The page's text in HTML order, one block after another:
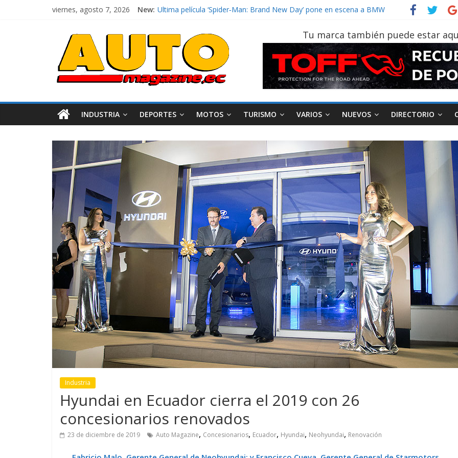
viernes, agosto 7, 2026 New: Ultima película ‘Spider‑Man: Brand New Day’ pone en escena a BMW
La Vuelta al Ecuador 2026, edición 47ª, recorre 7 provincias en 8 días
La FEDAK recibe 12 Sinotruk Bolden para cubrir las rutas de La Vuelta
El costo de tener un vehículo gana protagonismo a la hora de decidir
Tu marca también puede estar
INDUSTRIA DEPORTES MOTOS TURISMO VARIOS NUEVOS DIRECTORIO
Industria
Hyundai en Ecuador cierra el 2019 con 26
concesionarios renovados
23 de diciembre de 2019 Auto Magazine, Concesionarios, Ecuador, Hyundai, Neohyundai, Renovación
Movilidad Varios
GM reafirma su
compromiso con movilidad
más segura y conectada
Movilidad Turismo Varios
¿Qué puede pasar con tu
vehículo si permanece
varios días sin usar?
Industria Motociclismo
Movilidad
Campaña busca cambiar
destino de los
en la región